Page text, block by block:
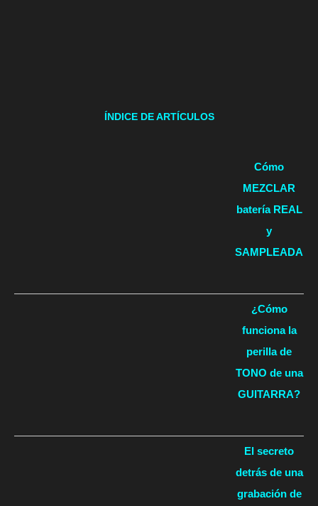
ÍNDICE DE ARTÍCULOS
Cómo
MEZCLAR
batería REAL
y
SAMPLEADA
¿Cómo
funciona la
perilla de
TONO de una
GUITARRA?
El secreto
detrás de una
grabación de